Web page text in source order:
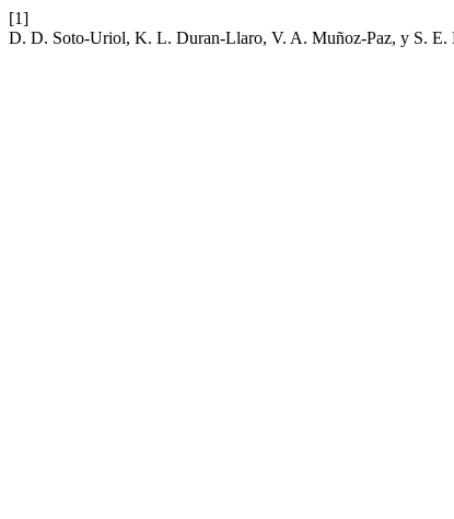
[1]
D. D. Soto-Uriol, K. L. Duran-Llaro, V. A. Muñoz-Paz, y S. E.